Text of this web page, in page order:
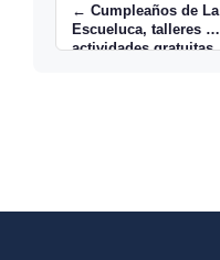
← Cumpleaños de La
Escueluca, talleres y
actividades gratuitas